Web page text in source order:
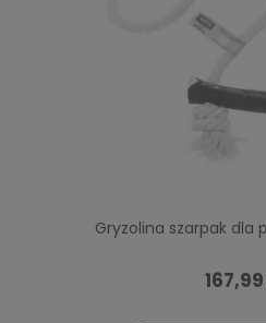
Gryzolina szarpak dla
167,99